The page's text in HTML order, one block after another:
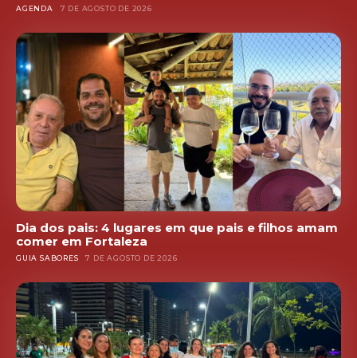
AGENDA 7 DE AGOSTO DE 2026
Dia dos pais: 4 lugares em que pais e filhos amam
comer em Fortaleza
GUIA SABORES 7 DE AGOSTO DE 2026